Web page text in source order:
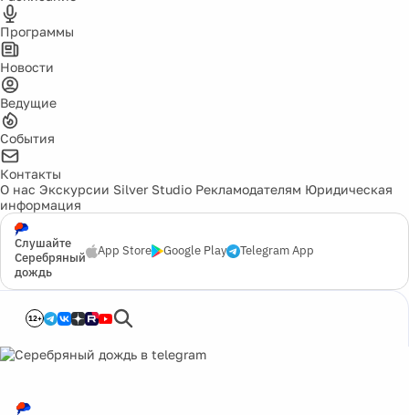
Программы
Новости
Ведущие
События
Контакты
О нас Экскурсии Silver Studio Рекламодателям Юридическая
информация
Слушайте
Серебряный
дождь
App Store Google Play Telegram App
12+